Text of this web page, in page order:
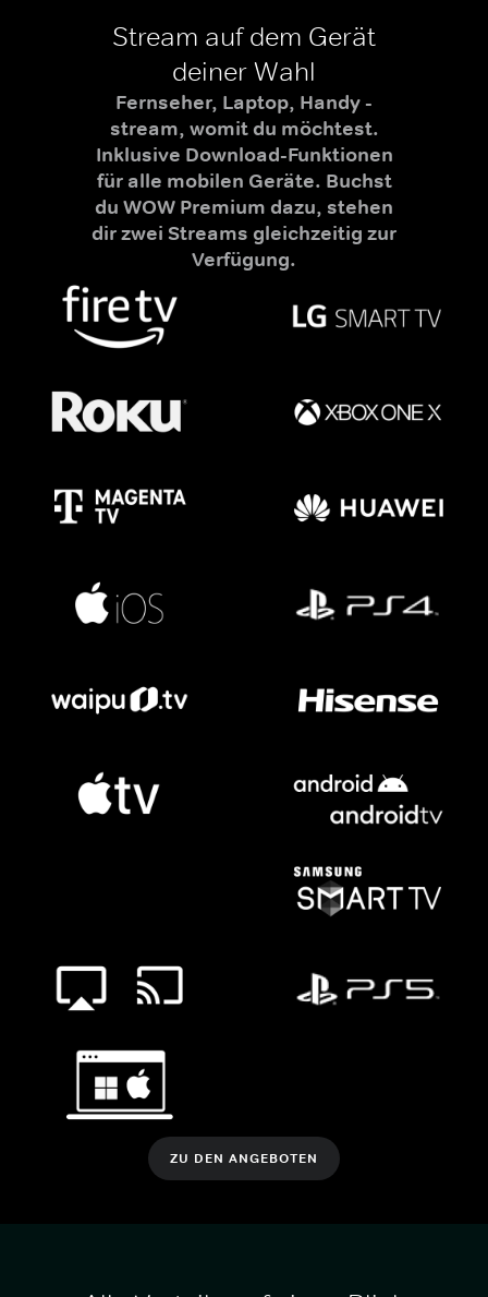
Stream auf dem Gerät
deiner Wahl
Fernseher, Laptop, Handy -
stream, womit du möchtest.
Inklusive Download-Funktionen
für alle mobilen Geräte. Buchst
du WOW Premium dazu, stehen
dir zwei Streams gleichzeitig zur
Verfügung.
ZU DEN ANGEBOTEN